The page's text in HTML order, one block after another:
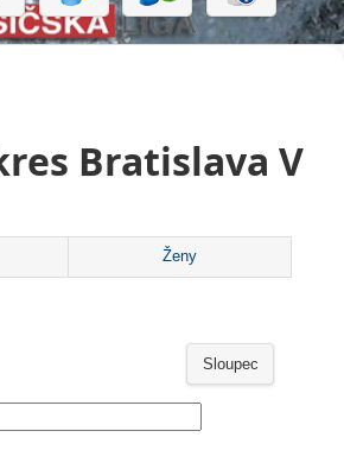
Bratislava V
Ženy
Sloupec